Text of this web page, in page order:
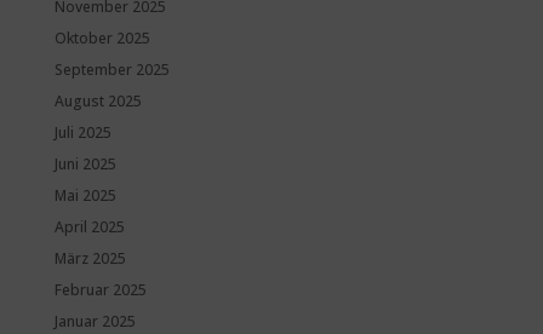
November 2025
Oktober 2025
September 2025
August 2025
Juli 2025
Juni 2025
Mai 2025
April 2025
März 2025
Februar 2025
Januar 2025